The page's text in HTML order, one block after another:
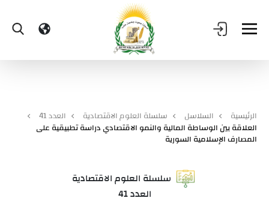
الرئيسية السلاسل سلسلة العلوم الاقتصادية
العدد 41
العلاقة بين الوساطة المالية والنمو الاقتصادي دراسة تطبيقية على
المصارف الإسلامية السورية
سلسلة العلوم الاقتصادية
العدد 41